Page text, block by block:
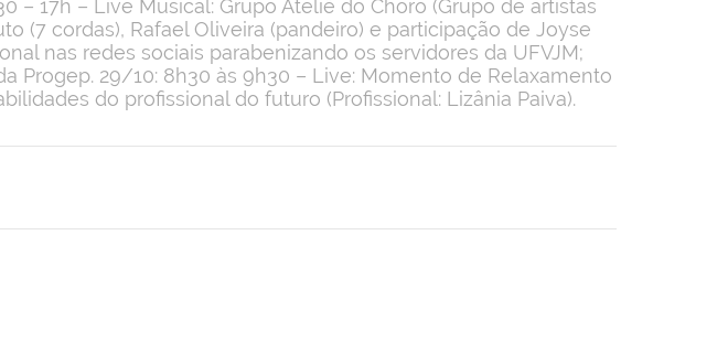
– 17h – Live Musical: Grupo Ateliê do Choro (Grupo de artistas
(7 cordas), Rafael Oliveira (pandeiro) e participação de Joyse
nas redes sociais parabenizando os servidores da UFVJM;
Progep. 29/10: 8h30 às 9h30 – Live: Momento de Relaxamento
do profissional do futuro (Profissional: Lizânia Paiva).